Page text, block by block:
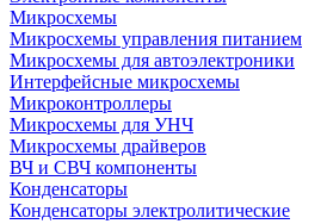
Микросхемы
Микросхемы управления питанием
Микросхемы для автоэлектроники
Интерфейсные микросхемы
Микроконтроллеры
Микросхемы для УНЧ
Микросхемы драйверов
ВЧ и СВЧ компоненты
Конденсаторы
Конденсаторы электролитические